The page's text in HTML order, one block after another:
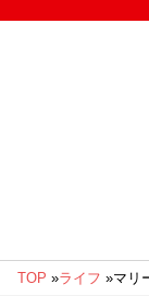
TOP »ライフ »マリ